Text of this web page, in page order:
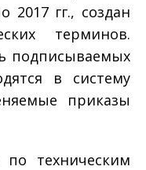
гг., создан
терминов.
подписываемых
в систему
приказы
по техническим